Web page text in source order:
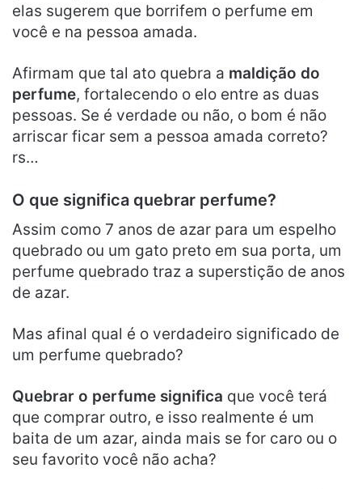
elas sugerem que borrifem o perfume em
você e na pessoa amada.
Afirmam que tal ato quebra a maldição do
perfume, fortalecendo o elo entre as duas
pessoas. Se é verdade ou não, o bom é não
arriscar ficar sem a pessoa amada correto?
rs…
O que significa quebrar perfume?
Assim como 7 anos de azar para um espelho
quebrado ou um gato preto em sua porta, um
perfume quebrado traz a superstição de anos
de azar.
Mas afinal qual é o verdadeiro significado de
um perfume quebrado?
Quebrar o perfume significa que você terá
que comprar outro, e isso realmente é um
baita de um azar, ainda mais se for caro ou o
seu favorito você não acha?